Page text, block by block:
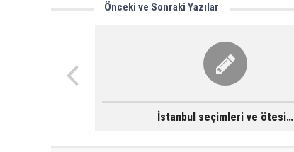
Önceki ve Sonraki Yazılar
İstanbul seçimleri ve ötesi…